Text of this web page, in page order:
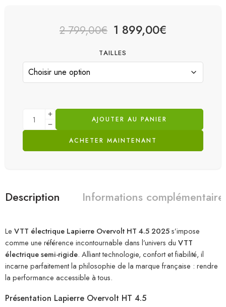
2 799,00€ 1 899,00€
TAILLES
AJOUTER AU PANIER
ACHETER MAINTENANT
Description Informations
Le VTT électrique Lapierre Overvolt HT 4.5 2025s’impose
comme une référence incontournable dans l’univers du VTT
électrique semi-rigide. Alliant technologie, confort et fiabilité, il
incarne parfaitement la philosophie de la marque française : rendre
la performance accessible à tous.
Présentation Lapierre Overvolt HT 4.5